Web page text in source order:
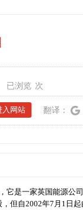
已浏览 次
入网站 翻译：
它是一家英国能源
但自2002年7月1日起